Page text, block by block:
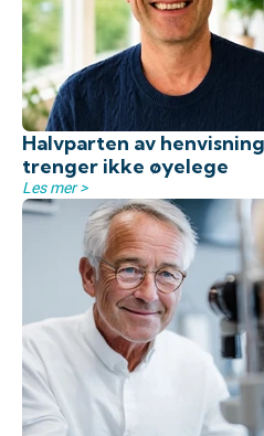
Halvparten av
trenger ikke øyelege
Les mer >